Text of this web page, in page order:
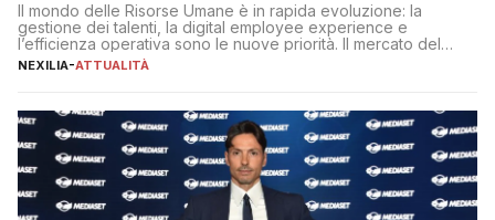
Il mondo delle Risorse Umane è in rapida evoluzione: la
gestione dei talenti, la digital employee experience e
l’efficienza operativa sono le nuove priorità. Il mercato del
lavoro, d’altra parte, è sempre più competitivo con una lotta
NEXILIA-ATTUALITÀ